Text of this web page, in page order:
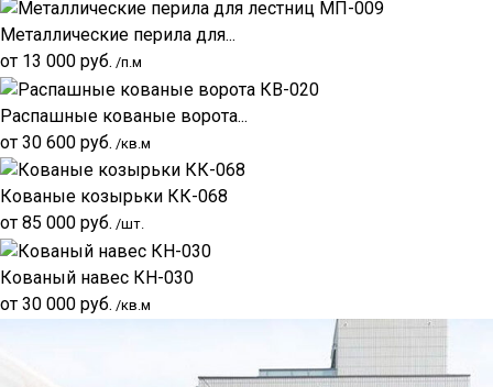
Металлические перила для...
от 13 000 руб. /п.м
Распашные кованые ворота...
от 30 600 руб. /кв.м
Кованые козырьки КК-068
от 85 000 руб. /шт.
Кованый навес КН-030
от 30 000 руб. /кв.м